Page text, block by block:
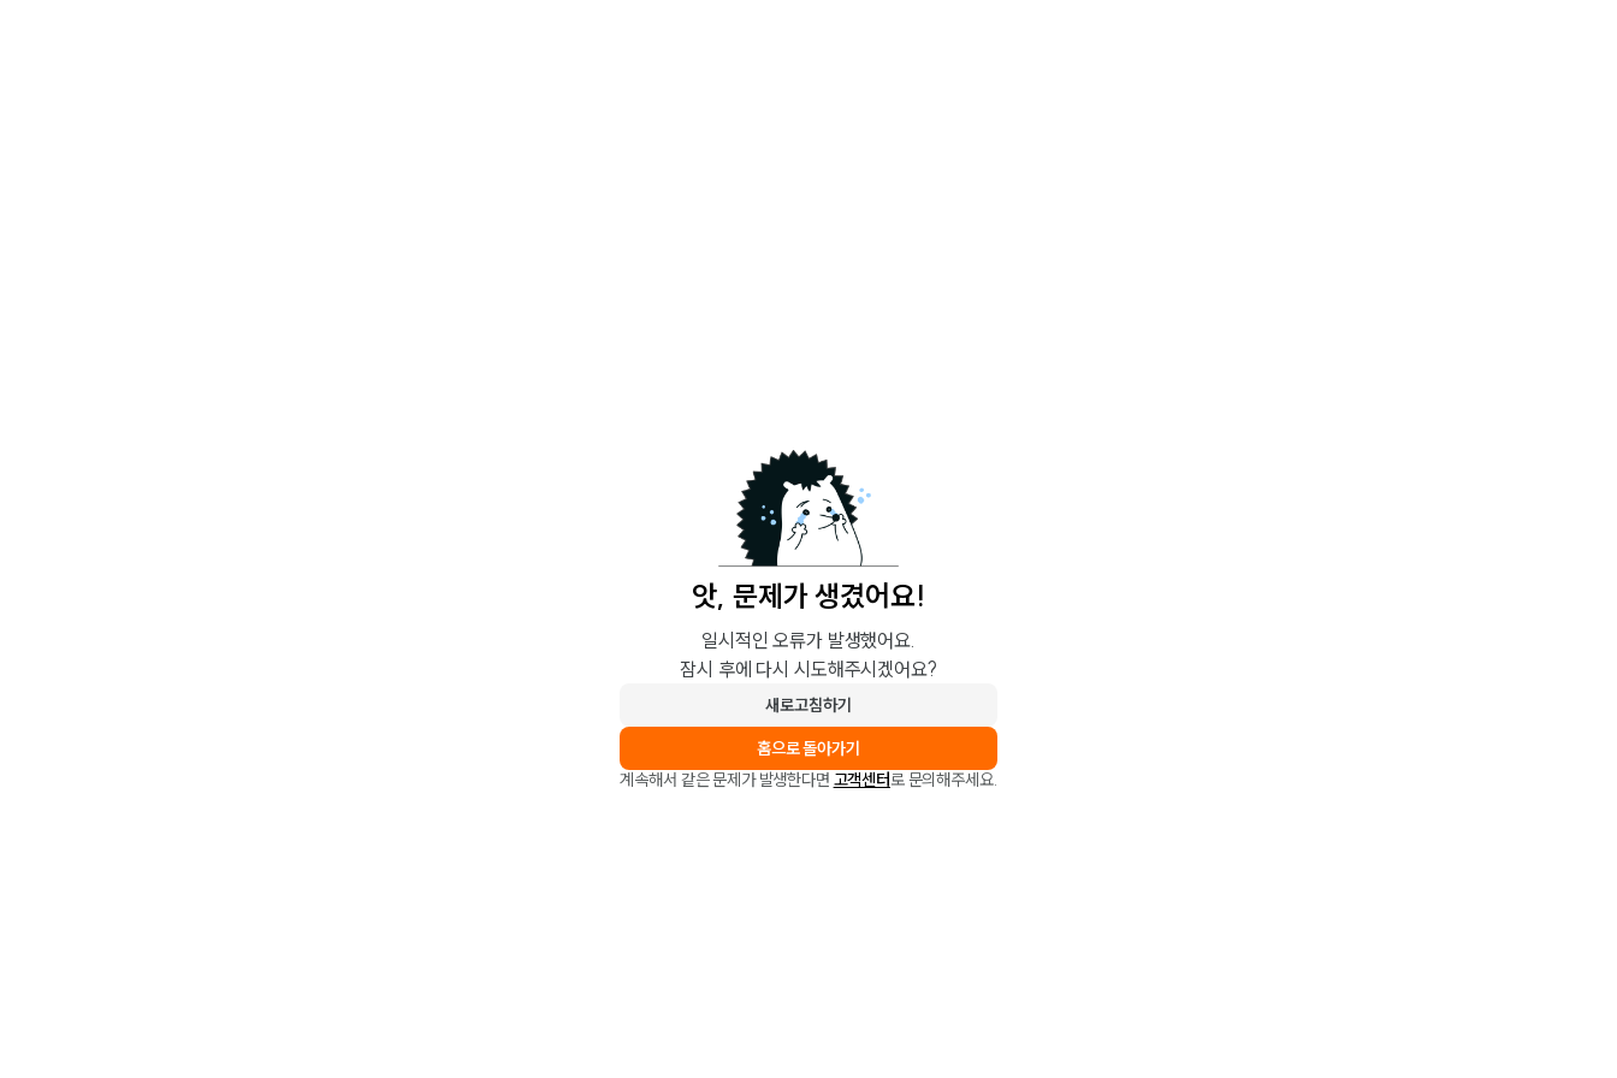
앗, 문제가 생겼어요!
일시적인 오류가 발생했어요.
잠시 후에 다시 시도해주시겠어요?
새로고침하기
홈으로 돌아가기
계속해서 같은 문제가 발생한다면 고객센터로 문의해주세요.